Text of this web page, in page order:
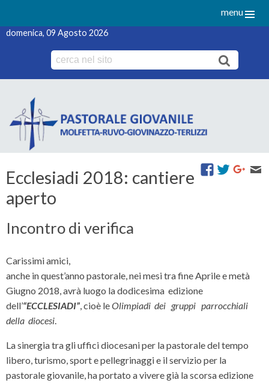
menu
domenica, 09 Agosto 2026
Ecclesiadi 2018: cantiere
aperto
Incontro di verifica
Carissimi amici,
anche in quest’anno pastorale, nei mesi tra fine Aprile e metà
Giugno 2018, avrà luogo la dodicesima edizione
dell’“ECCLESIADI” cioè leOlimpiadi dei gruppi parrocchiali
della diocesi
La sinergia tra gli uffici diocesani per la pastorale del tempo
libero, turismo, sport e pellegrinaggi e il servizio per la
pastorale giovanile, ha portato a vivere già la scorsa edizione